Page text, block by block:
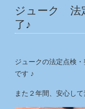
ジューク 法
了♪
ジュークの法定点検
です ♪
また２年間、安心し